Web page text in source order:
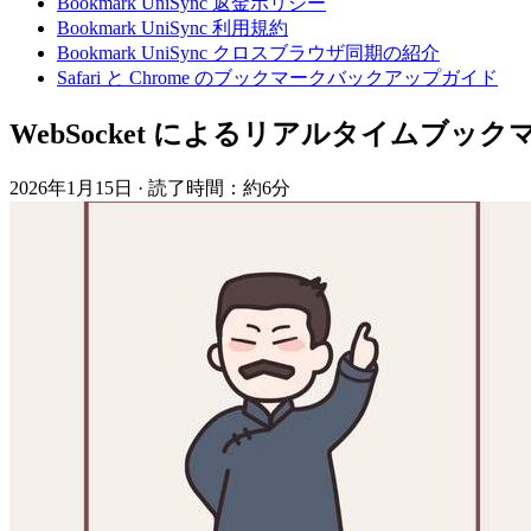
Bookmark UniSync 利用規約
Bookmark UniSync クロスブラウザ同期の紹介
Safari と Chrome のブックマークバックアップガイド
WebSocket によるリアルタイムブック
2026年1月15日 · 読了時間：約6分